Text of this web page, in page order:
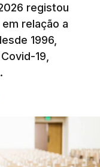
uma redução
sempre que se
combustíveis
a escalada de
à guerra no
Oriente e ao
dos
cessar-fogo
registou
relação a
1996,
19,